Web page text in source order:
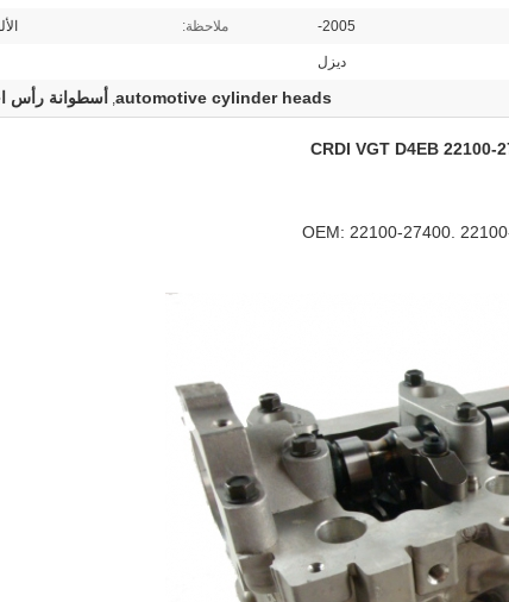
2005- ملاحظة:
ديزل
automotive cylinder heads
, أسطوانة رأس
OEM: 22100-27400.